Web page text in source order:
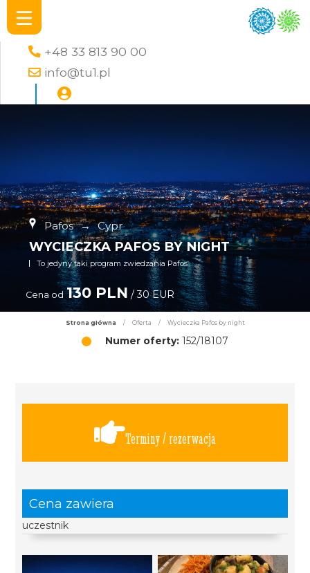
+48 33 813 90 00
info@tu1.pl
Pafos → Cypr
WYCIECZKA PAFOS BY NIGHT
To jedyny taki program zwiedzania Pafos
Cena od 130 PLN / 30 EUR
Strona główna / Oferta / Wycieczka Pafos by night
Numer oferty: 152/18107
Terminy / rezerwacja
Cena zawiera
uczestnik